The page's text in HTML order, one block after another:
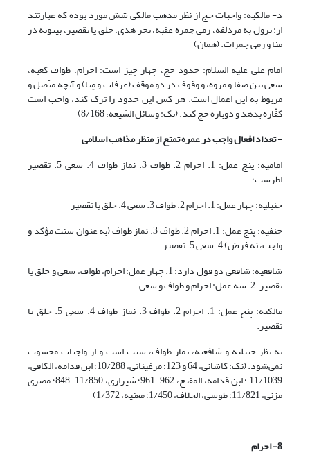
ذ- مالکیه: واجبات حج از نظر مذهب مالکی شش مورد بوده که عبارتند
از: نزول به مزدلفه، رمی جمره عقبه، نحر هدی، حلق یا تقصیر، بیتوته در
منا و رمی جمرات. (همان)
امام على علیه السلام: حدود حج، چهار چیز است: احرام، طواف کعبه،
سعى بین صفا و مروه، و وقوف در دو موقف (عرفات و مِنا) و آنچه متّصل و
مربوط به این اعمال است. هر کس این حدود را ترک کند، واجب است
کفّاره بدهد و دوباره حج کند. (نک: وسائل الشیعه، 8/168)
- تعداد افعال واجب در عمره تمتع از منظر مذاهب اسلامی
امامیه: پنج عمل: 1. احرام 2. طواف 3. نماز طواف 4. سعی 5. تقصیر
اطرست؛
حنبلیه: چهار عمل: 1. احرام 2. طواف 3. سعی 4. حلق یا تقصیر
حنفیه: پنج عمل: 1. احرام 2. طواف 3. نماز طواف (به عنوان سنت مؤکد و
واجب، نه فرض) 4. سعی 5. تقصیر.
شافعیه: شافعی دو قول دارد: 1. چهار عمل: احرام، طواف، سعی و حلق یا
تقصیر. 2. سه عمل: احرام و طواف و سعی.
مالکیه: پنج عمل: 1. احرام 2. طواف 3. نماز طواف 4. سعی 5. حلق یا
تقصیر.
به نظر حنبلیه و شافعیه، نماز طواف، سنت است و از واجبات محسوب
نمی‌شود. (نک: کاشانی، 64 و 123؛ مرغیناتی، 10/288؛ ابن قدامه، الکافی،
11/1039 ؛ ابن قدامه، المقنع، 962-961؛ شیرازی، 11/850-848؛ مصری
مزنی، 11/821؛ طوسی، الخلاف، 1/450؛ مغنیه، 1/372)
8- احرام